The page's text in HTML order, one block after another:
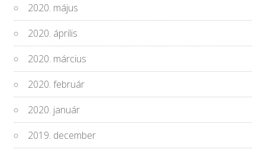
2020. május
2020. április
2020. március
2020. február
2020. január
2019. december